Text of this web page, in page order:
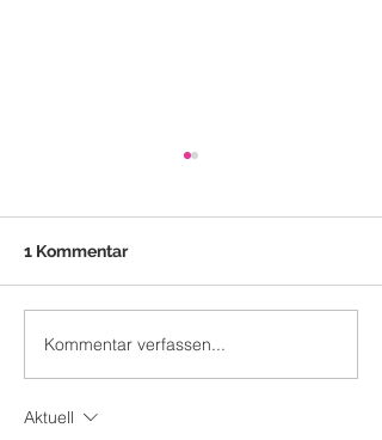
Casting Vorbereitung -
Beispiel: wie läuft das
Casting ab?
1 Kommentar
Kommentar verfassen...
Aktuell